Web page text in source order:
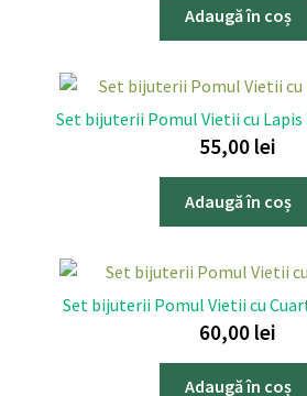
Adaugă în coș
Set bijuterii Pomul Vietii cu Lapis
55,00 lei
Adaugă în coș
Set bijuterii Pomul Vietii cu
60,00 lei
Adaugă în coș